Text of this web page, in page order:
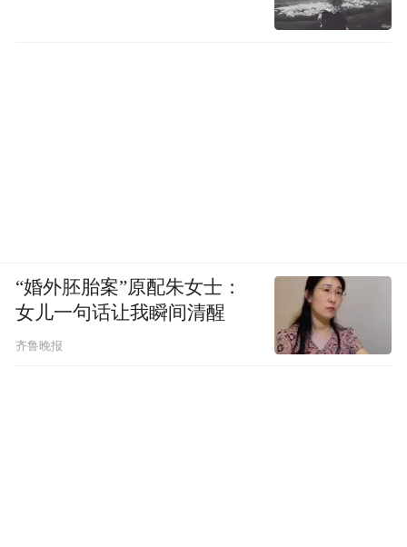
“婚外胚胎案”原配朱女士：
女儿一句话让我瞬间清醒
齐鲁晚报